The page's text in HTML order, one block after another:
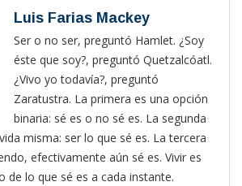
Luis Farias Mackey
Ser o no ser, preguntó Hamlet. ¿Soy
éste que soy?, preguntó Quetzalcóatl.
¿Vivo yo todavía?, preguntó
Zaratustra. La primera es una opción
binaria: sé es o no sé es. La segunda
misma: ser lo que sé es. La tercera
efectivamente aún sé es. Vivir es
de lo que sé es a cada instante.